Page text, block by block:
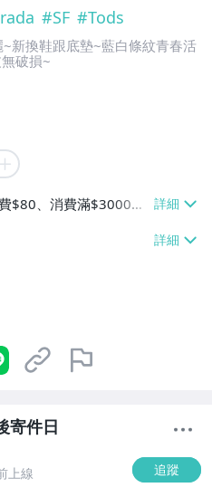
#SF #Tods
新換鞋跟底墊~藍白條紋青春活
破損~
$80、消費滿$3000免
不寄送【免運費】
寄件日
上線 追蹤